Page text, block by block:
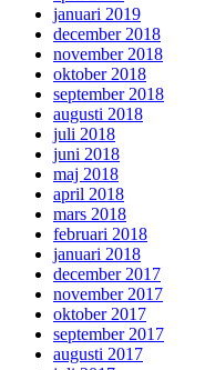
januari 2019
december 2018
november 2018
oktober 2018
september 2018
augusti 2018
juli 2018
juni 2018
maj 2018
april 2018
mars 2018
februari 2018
januari 2018
december 2017
november 2017
oktober 2017
september 2017
augusti 2017